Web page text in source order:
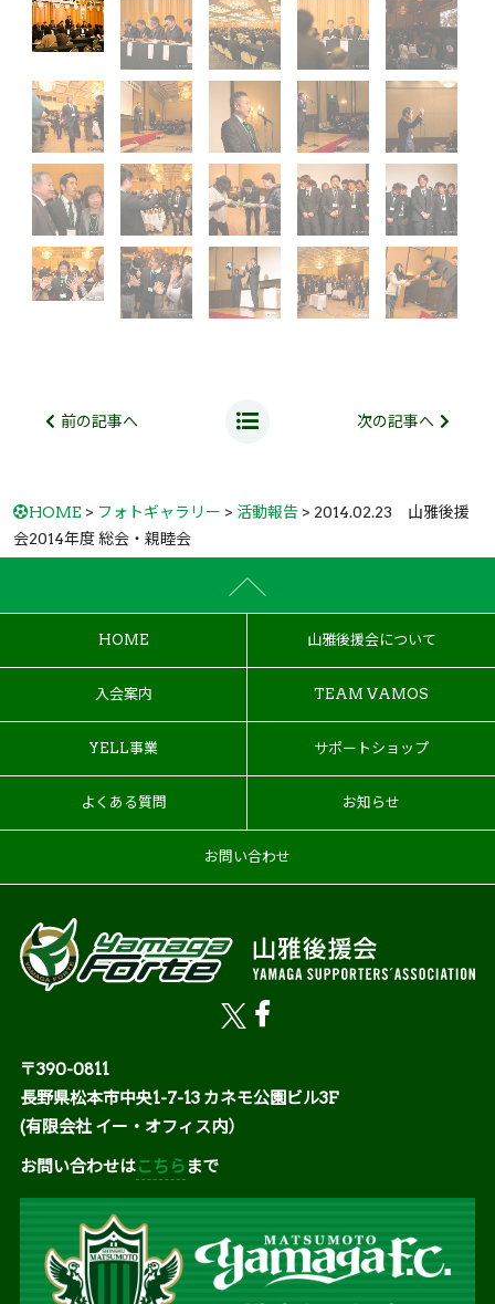
前の記事へ 次の記事へ
HOME > フォトギャラリー > 活動報告 > 2014.02.23 山雅後援
会2014年度 総会・親睦会
HOME 山雅後援会について
入会案内 TEAM VAMOS
YELL事業 サポートショップ
よくある質問 お知らせ
お問い合わせ
〒390-0811
長野県松本市中央1-7-13 カネモ公園ビル3F
(有限会社 イー・オフィス内）
お問い合わせはこちら まで